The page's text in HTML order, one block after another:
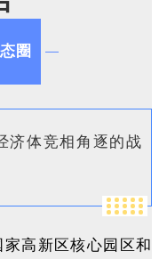
圈
济体竞相角逐的战
高新区核心园区和